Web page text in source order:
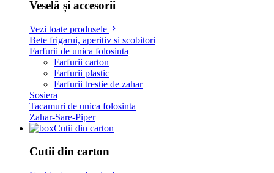
Veselă și accesorii
Vezi toate produsele
Bete frigarui, aperitiv si scobitori
Farfurii de unica folosinta
Farfurii carton
Farfurii plastic
Farfurii trestie de zahar
Sosiera
Tacamuri de unica folosinta
Zahar-Sare-Piper
Cutii din carton
Cutii din carton